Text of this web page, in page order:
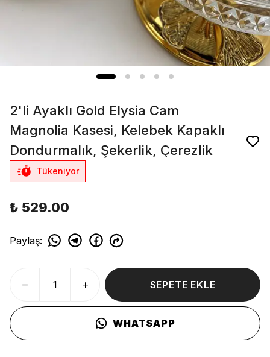
2'li Ayaklı Gold Elysia Cam
Magnolia Kasesi, Kelebek Kapaklı
Dondurmalık, Şekerlik, Çerezlik
Tükeniyor
₺ 529.00
Paylaş:
SEPETE EKLE
WHATSAPP